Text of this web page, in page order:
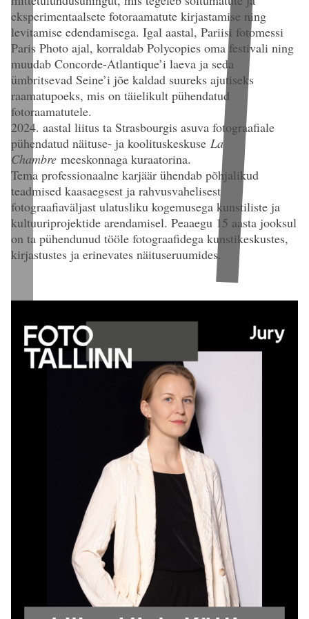
eksperimentaalsete fotoraamatute kirjastamise ning
levitamise edendamisega. Igal aastal, Pariisi fotomessi
Paris Photo ajal, korraldab Polycopies oma festivali ning
muudab Concorde-Atlantique’i laeva ja seda
ümbritsevad Seine’i jõe kaldad suureks ajutiseks
raamatupoeks, mis on täielikult pühendatud
fotoraamatutele.
2024. aastal liitus ta Strasbourgis asuva fotograafiale
pühendatud näituse- ja koolituskeskuse La
Chambre meeskonnaga kuraatorina.
Tema professionaalne karjäär ühendab põhjalikud
teadmised kaasaegsest ja rahvusvahelisest
fotograafiaväljast ulatusliku kogemusega kunstiliste ja
kultuuriprojektide arendamisel. Peaaegu 15 aasta jooksul
on ta pühendunud tööle fotograafidega kunstikeskustes,
kirjastustes ja erinevates näituseruumides.